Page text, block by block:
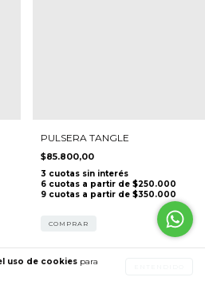
uso de cookies para
PULSERA TANGLE
$85.800,00
COMPRAR